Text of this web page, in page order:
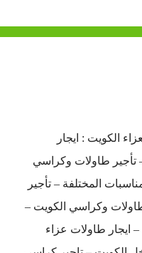
الكويت : ايجار
تأجير طاولات وكراسي
المختلفة – تأجير
وكراسي الكويت –
ايجار طاولات عزاء